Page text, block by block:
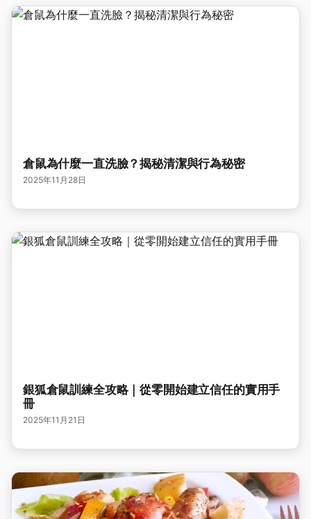
倉鼠為什麼一直洗臉？揭秘清潔與行為秘密
2025年11月28日
銀狐倉鼠訓練全攻略｜從零開始建立信任的實用手
冊
2025年11月21日